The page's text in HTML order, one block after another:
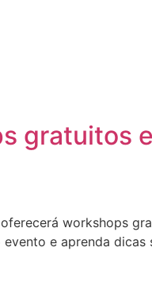
gratuitos
workshops
e aprenda dicas